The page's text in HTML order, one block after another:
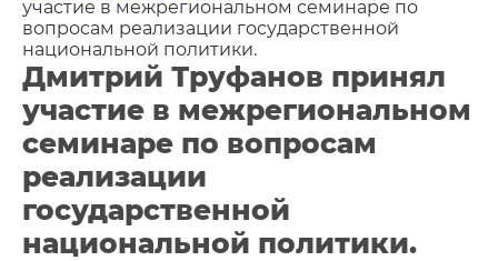
участие в межрегиональном семинаре по
вопросам реализации государственной
национальной политики.
Дмитрий Труфанов принял
участие в межрегиональном
семинаре по вопросам
реализации
государственной
национальной политики.